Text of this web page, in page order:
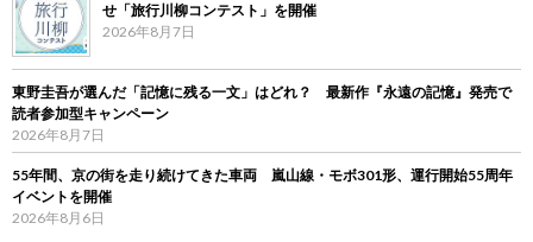
せ「旅行川柳コンテスト」を開催
2026年8月7日
東野圭吾が選んだ「記憶に残る一文」はどれ？ 最新作『永遠の記憶』発売で
読者参加型キャンペーン
2026年8月7日
55年間、京の街を走り続けてきた車両 嵐山線・モボ301形、運行開始55周年
イベントを開催
2026年8月6日